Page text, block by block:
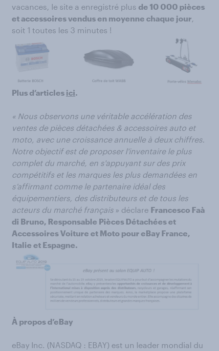
vacances, le site a enregistré plus de 10 000 pièces
et accessoires vendus en moyenne chaque jour,
soit 1 toutes les 3 minutes !
Plus d’articles ici.
« Nous observons une véritable accélération des
ventes de pièces détachées & accessoires auto et
moto, avec une croissance annuelle à deux chiffres.
Notre objectif est de proposer l'inventaire le plus
complet du marché, en s'appuyant sur des prix
compétitifs et les marques les plus demandées en
s’affirmant comme le partenaire idéal des
équipementiers, des distributeurs et de tous les
acteurs du marché français » déclare Francesco Faà
di Bruno, Responsable Pièces Détachées et
Accessoires Voiture et Moto pour eBay France,
Italie et Espagne.
À propos d’eBay
eBay Inc. (NASDAQ : EBAY) est un leader mondial du